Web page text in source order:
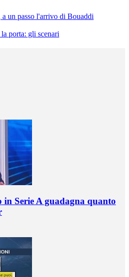
un passo l'arrivo di Bouaddi
porta: gli scenari
in Serie A guadagna quanto